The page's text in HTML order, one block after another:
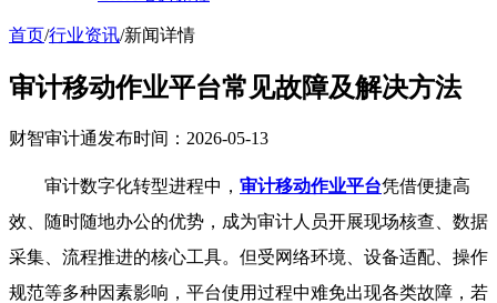
首页/行业资讯/新闻详情
审计移动作业平台常见故障及解决方法
财智审计通发布时间：2026-05-13
审计数字化转型进程中， 审计移动作业平台凭借便捷高
效、随时随地办公的优势，成为审计人员开展现场核查、数据
采集、流程推进的核心工具。但受网络环境、设备适配、操作
规范等多种因素影响，平台使用过程中难免出现各类故障，若